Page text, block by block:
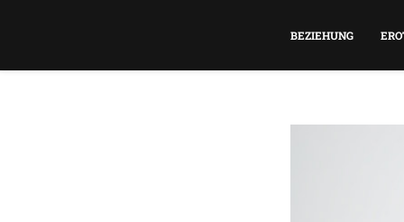
BEZIEHUNG